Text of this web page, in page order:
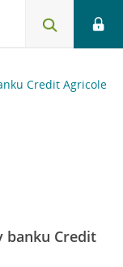
Credit Agricole
banku Credit